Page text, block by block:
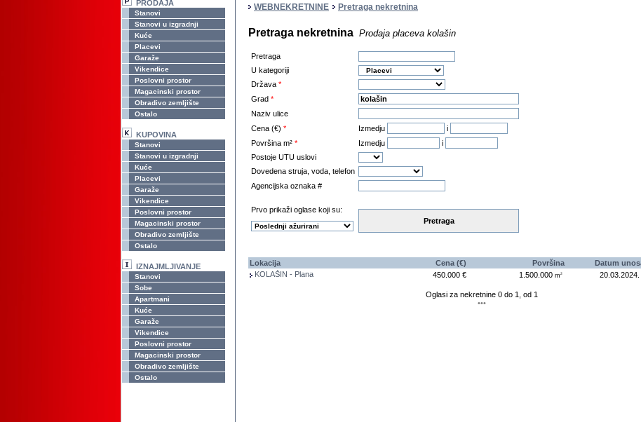
PRODAJA
Stanovi
Stanovi u izgradnji
Kuće
Placevi
Garaže
Vikendice
Poslovni prostor
Magacinski prostor
Obradivo zemljište
Ostalo
KUPOVINA
Stanovi
Stanovi u izgradnji
Kuće
Placevi
Garaže
Vikendice
Poslovni prostor
Magacinski prostor
Obradivo zemljište
Ostalo
IZNAJMLJIVANJE
Stanovi
Sobe
Apartmani
Kuće
Garaže
Vikendice
Poslovni prostor
Magacinski prostor
Obradivo zemljište
Ostalo
WEBNEKRETNINE Pretraga nekretnina
Pretraga nekretnina Prodaja placeva kolašin
Pretraga
U kategoriji
Država *
Grad *
Naziv ulice
Cena (€) * Izmedju
i
Površina m² * Izmedju
i
Postoje UTU uslovi
Dovedena struja, voda, telefon
Agencijska oznaka #
Prvo prikaži oglase koji su:
Pretraga
Lokacija Cena (€) Površina Datum
KOLAŠIN - Plana
450.000 € 1.500.000 m2 20.03.2024.
Oglasi za nekretnine 0 do 1, od 1
•••